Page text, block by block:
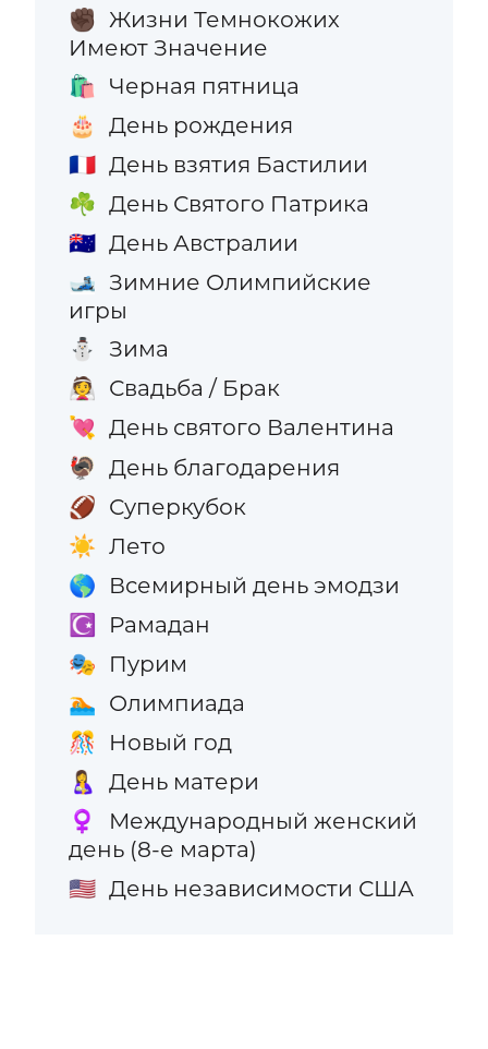
✊🏿 Жизни Темнокожих
Имеют Значение
🛍️ Черная пятница
🎂 День рождения
🇫🇷 День взятия Бастилии
☘️ День Святого Патрика
🇦🇺 День Австралии
🎿 Зимние Олимпийские
игры
⛄ Зима
👰 Свадьба / Брак
💘 День святого Валентина
🦃 День благодарения
🏈 Суперкубок
☀️ Лето
🌎 Всемирный день эмодзи
☪️ Рамадан
🎭 Пурим
🏊 Олимпиада
🎊 Новый год
🤱 День матери
♀️
Международный женский
день (8-е марта)
🇺🇸 День независимости США